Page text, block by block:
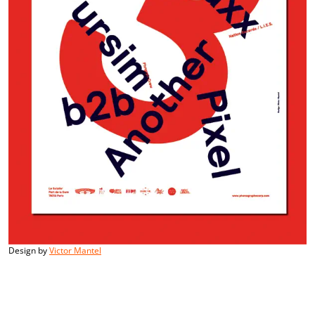
Design byVictor Mantel